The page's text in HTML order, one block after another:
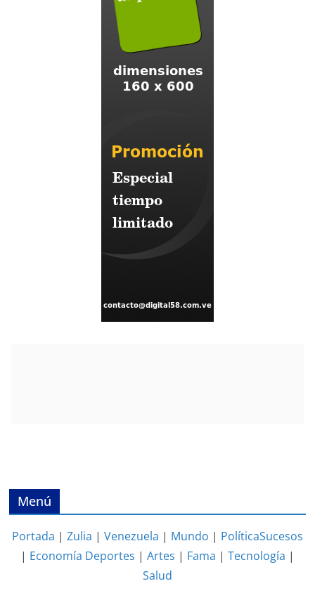
Menú
Portada | Zulia | Venezuela | Mundo | PolíticaSucesos
| Economía Deportes | Artes | Fama | Tecnología |
Salud